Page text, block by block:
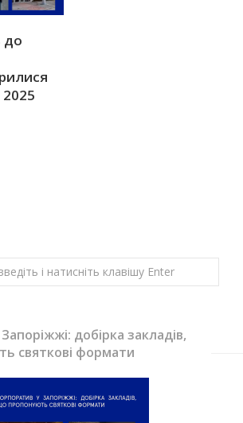
до
2025
добірка закладів,
святкові формати